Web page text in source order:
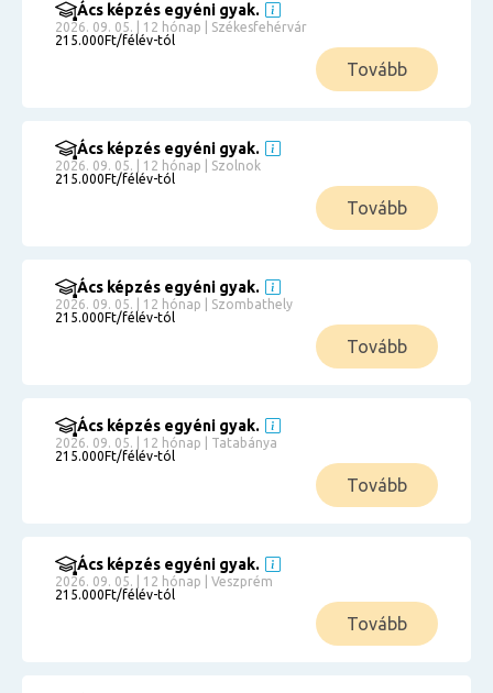
Ács képzés egyéni gyak.
2026. 09. 05. | 12 hónap | Székesfehérvár
215.000Ft/félév-tól
Tovább
Ács képzés egyéni gyak.
2026. 09. 05. | 12 hónap | Szolnok
215.000Ft/félév-tól
Tovább
Ács képzés egyéni gyak.
2026. 09. 05. | 12 hónap | Szombathely
215.000Ft/félév-tól
Tovább
Ács képzés egyéni gyak.
2026. 09. 05. | 12 hónap | Tatabánya
215.000Ft/félév-tól
Tovább
Ács képzés egyéni gyak.
2026. 09. 05. | 12 hónap | Veszprém
215.000Ft/félév-tól
Tovább